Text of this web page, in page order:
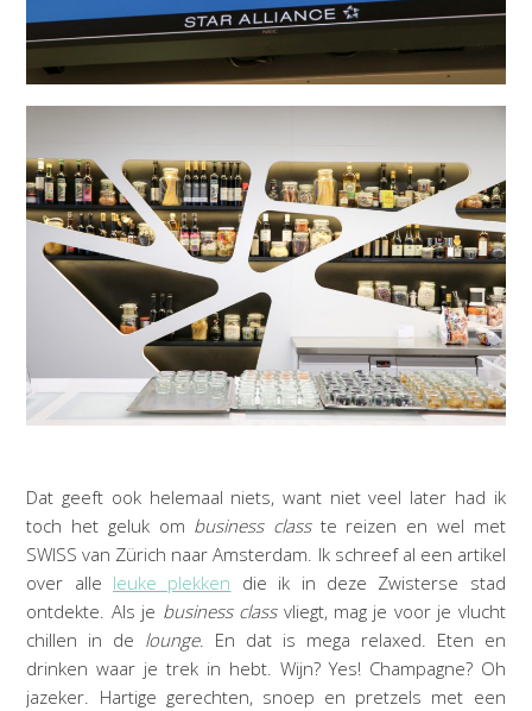
Dat geeft ook helemaal niets, want niet veel later had ik
toch het geluk om business classte reizen en wel met
SWISS van Zürich naar Amsterdam. Ik schreef al een artikel
over alle leuke plekken die ik in deze Zwisterse stad
ontdekte. Als je business classvliegt, mag je voor je vlucht
chillen in de lounge. En dat is mega relaxed. Eten en
drinken waar je trek in hebt. Wijn? Yes! Champagne? Oh
jazeker. Hartige gerechten, snoep en pretzels met een